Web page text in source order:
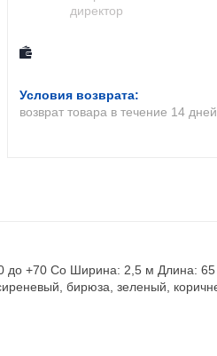
директор
возврат товара в течение 14 дней
до +70 Co Ширина: 2,5 м Длина:
бирюза, зеленый,